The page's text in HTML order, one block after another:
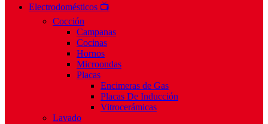
Electrodomésticos 📺
Cocción
Campanas
Cocinas
Hornos
Microondas
Placas
Encimeras de Gas
Placas De Inducción
Vitrocerámicas
Lavado